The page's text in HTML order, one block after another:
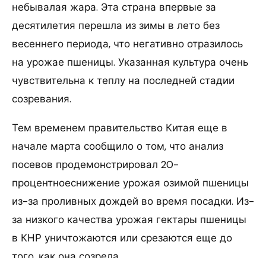
небывалая жара. Эта страна впервые за
десятилетия перешла из зимы в лето без
весеннего периода, что негативно отразилось
на урожае пшеницы. Указанная культура очень
чувствительна к теплу на последней стадии
созревания.
Тем временем правительство Китая еще в
начале марта сообщило о том, что анализ
посевов продемонстрировал 20-
процентноеснижение урожая озимой пшеницы
из-за проливных дождей во время посадки. Из-
за низкого качества урожая гектары пшеницы
в КНР уничтожаются или срезаются еще до